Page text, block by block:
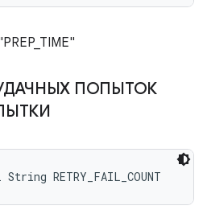
ПОПЫТОК
RETRY_FAIL_COUNT